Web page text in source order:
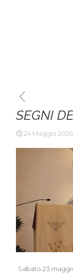
SEGNI
24 Maggio 2026
Sabato 23